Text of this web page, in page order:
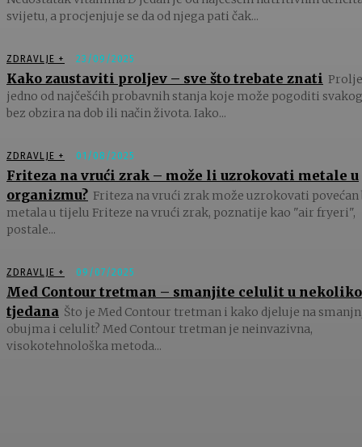
svijetu, a procjenjuje se da od njega pati čak...
ZDRAVLJE + 23/09/2025
Kako zaustaviti proljev – sve što trebate znati
jedno od najčešćih probavnih stanja koje može pogoditi
bez obzira na dob ili način života. Iako...
ZDRAVLJE + 01/08/2025
Friteza na vrući zrak – može li uzrokovati metale u
organizmu? Friteza na vrući zrak može uzrokovati
metala u tijelu Friteze na vrući zrak, poznatije kao "air fryeri",
postale...
ZDRAVLJE + 09/07/2025
Med Contour tretman – smanjite celulit u nekoliko
tjedana Što je Med Contour tretman i kako djeluje na
obujma i celulit? Med Contour tretman je neinvazivna,
visokotehnološka metoda...